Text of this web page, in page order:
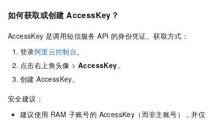
如何获取或创建 AccessKey？
AccessKey 是调用短信服务 API 的身份凭证。获取方式：
登录阿里云控制台。
点击右上角头像 > AccessKey。
创建 AccessKey。
安全建议：
建议使用 RAM 子账号的 AccessKey（而非主账号），并仅